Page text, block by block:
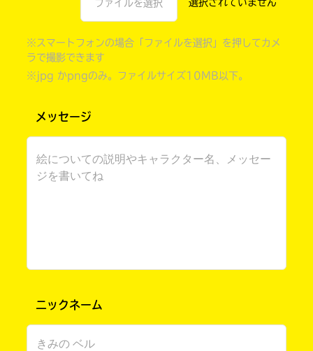
ファイルを選択
※スマートフォンの場合「ファイルを選択」を押してカメ
ラで撮影できます
※jpg かpngのみ。ファイルサイズ10MB以下。
メッセージ
ニックネーム